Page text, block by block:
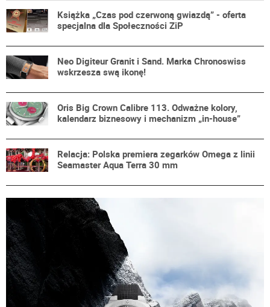
Książka „Czas pod czerwoną gwiazdą” - oferta
specjalna dla Społeczności ZiP
Neo Digiteur Granit i Sand. Marka Chronoswiss
wskrzesza swą ikonę!
Oris Big Crown Calibre 113. Odważne kolory,
kalendarz biznesowy i mechanizm „in-house”
Relacja: Polska premiera zegarków Omega z linii
Seamaster Aqua Terra 30 mm